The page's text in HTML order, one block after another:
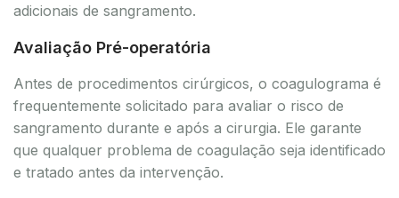
adicionais de sangramento.
Avaliação Pré-operatória
Antes de procedimentos cirúrgicos, o coagulograma é
frequentemente solicitado para avaliar o risco de
sangramento durante e após a cirurgia. Ele garante
que qualquer problema de coagulação seja identificado
e tratado antes da intervenção.